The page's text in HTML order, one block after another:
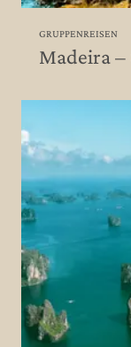
GRUPPENREISEN
Madeira